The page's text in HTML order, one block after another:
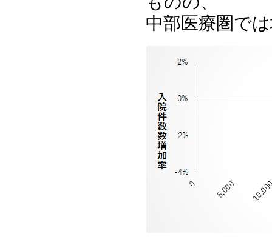
中部医療圏で